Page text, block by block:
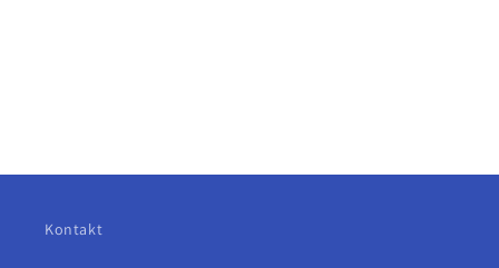
Kontakt